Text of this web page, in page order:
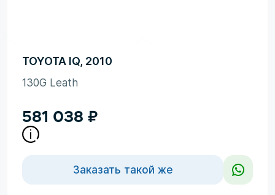
TOYOTA IQ, 2010
130G Leath
581 038 ₽
Заказать такой же